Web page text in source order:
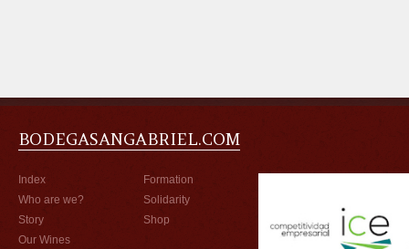
BODEGASANGABRIEL.COM
Index
Who are we?
Story
Our Wines
Formation
Solidarity
Shop